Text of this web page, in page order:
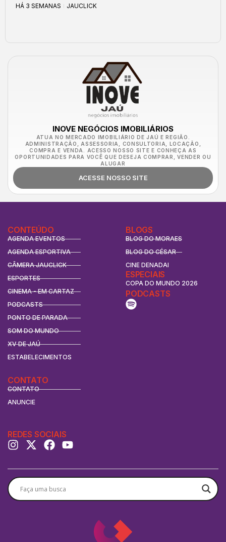
HÁ 3 SEMANAS JAUCLICK
INOVE NEGÓCIOS IMOBILIÁRIOS
ATUA NO MERCADO IMOBILIÁRIO DE JAÚ E REGIÃO.
ADMINISTRAÇÃO, ASSESSORIA, CONSULTORIA, LOCAÇÃO,
COMPRA E VENDA. ACESSO NOSSO SITE E CONHEÇA AS
OPORTUNIDADES PARA VOCÊ QUE DESEJA COMPRAR, VENDER OU
ALUGAR
ACESSE NOSSO SITE
CONTEÚDO
AGENDA EVENTOS
AGENDA ESPORTIVA
CÂMERA JAUCLICK
ESPORTES
CINEMA - EM CARTAZ
PODCASTS
PONTO DE PARADA
SOM DO MUNDO
XV DE JAÚ
ESTABELECIMENTOS
BLOGS
BLOG DO MORAES
BLOG DO CÉSAR
CINE DENADAI
ESPECIAIS
COPA DO MUNDO 2026
CONTATO
CONTATO
ANUNCIE
PODCASTS
REDES SOCIAIS